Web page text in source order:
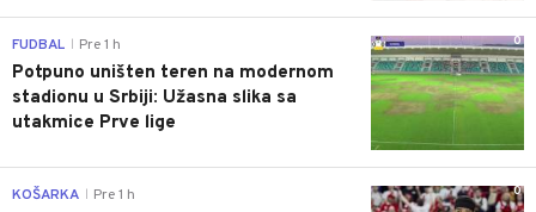
0
FUDBAL Pre 1 h
Potpuno uništen teren na modernom
stadionu u Srbiji: Užasna slika sa
utakmice Prve lige
0
KOŠARKA Pre 1 h